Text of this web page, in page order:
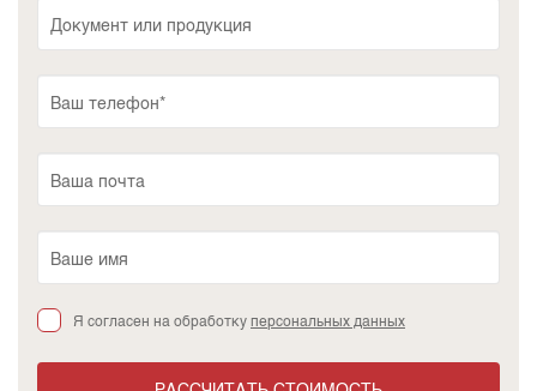
Я согласен на обработкуперсональных данных